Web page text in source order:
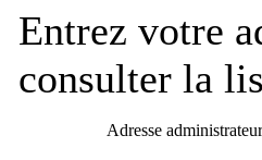
Entrez votre
consulter la
Adresse